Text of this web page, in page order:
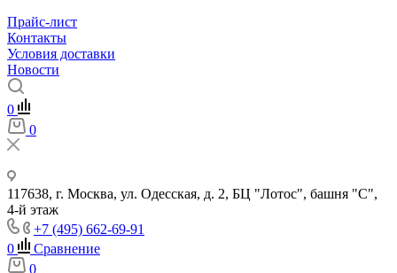
Прайс-лист
Контакты
Условия доставки
Новости
0
0
117638, г. Москва, ул. Одесская, д. 2, БЦ "Лотос", башня "С",
4-й этаж
+7 (495) 662-69-91
0
Сравнение
0